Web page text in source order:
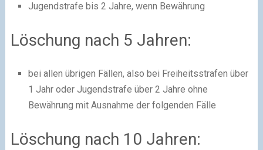
Jugendstrafe bis 2 Jahre, wenn Bewährung
Löschung nach 5 Jahren:
bei allen übrigen Fällen, also bei Freiheitsstrafen über
1 Jahr oder Jugendstrafe über 2 Jahre ohne
Bewährung mit Ausnahme der folgenden Fälle
Löschung nach 10 Jahren: